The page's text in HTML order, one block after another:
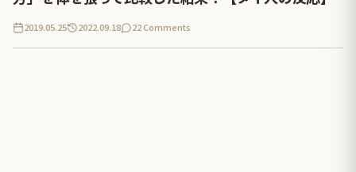
2019.05.25 2022.09.18 22 Comments